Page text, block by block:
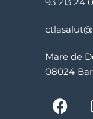
Mare de
08024